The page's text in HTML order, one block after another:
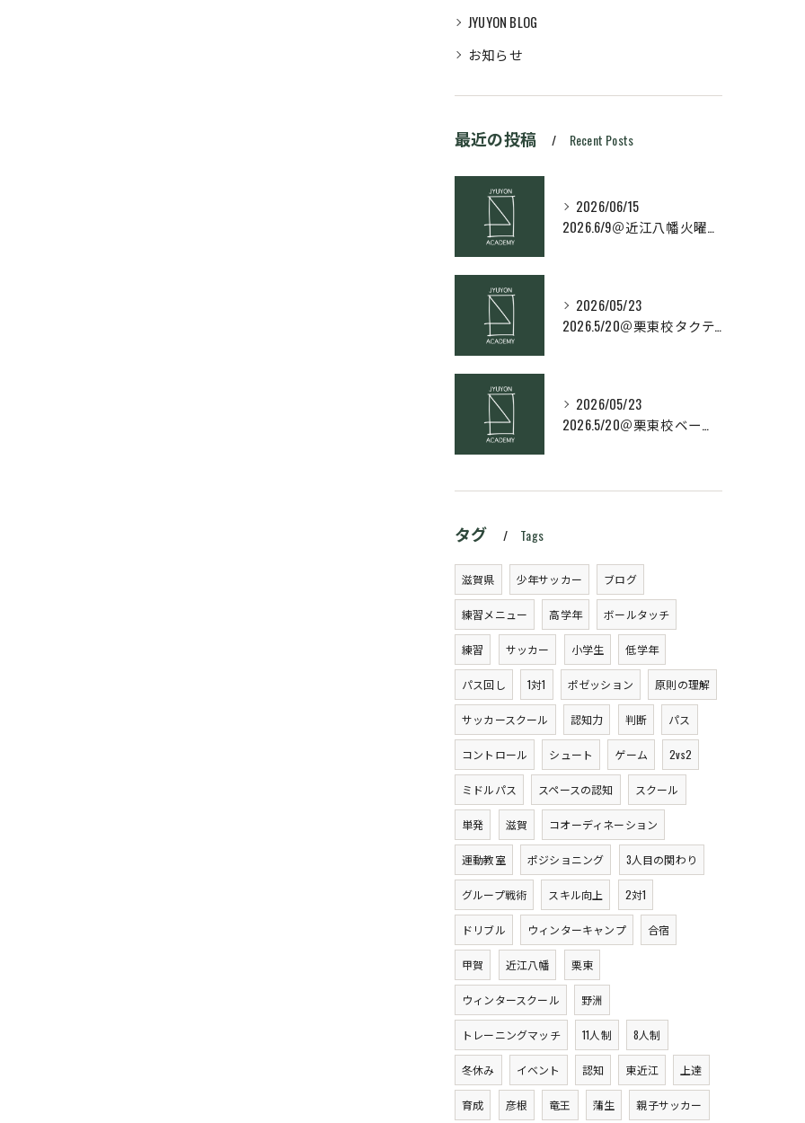
JYUYON BLOG
お知らせ
最近の投稿 Recent Posts
2026/06/15
2026.6/9＠近江八幡火曜日校スキルコース
2026/05/23
2026.5/20＠栗東校タクティクス・ネクストコース
2026/05/23
2026.5/20＠栗東校ベーシック・スキルコース
タグ Tags
滋賀県 少年サッカー ブログ
練習メニュー 高学年 ボールタッチ
練習 サッカー 小学生 低学年
パス回し 1対1 ポゼッション 原則の理解
サッカースクール 認知力 判断 パス
コントロール シュート ゲーム 2vs2
ミドルパス スペースの認知 スクール
単発 滋賀 コオーディネーション
運動教室 ポジショニング 3人目の関わり
グループ戦術 スキル向上 2対1
ドリブル ウィンターキャンプ 合宿
甲賀 近江八幡 栗東
ウィンタースクール 野洲
トレーニングマッチ 11人制 8人制
冬休み イベント 認知 東近江 上達
育成 彦根 竜王 蒲生 親子サッカー